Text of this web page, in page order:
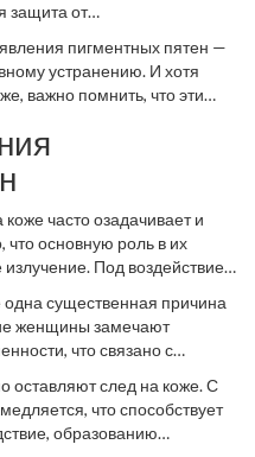
защита от
здоровье кожи в целом.
солнцезащитных
защитной одежды и
на солнце в часы его
пигментных пятен —
устранению. И хотя
важно помнить, что эти
коже часто озадачивает и
что основную роль в их
Под воздействием
участков кожи.
кожей, у
быть более интенсивной.
существенная причина
женщины замечают
что связано с
и часто пятна исчезают
в некоторых случаях они
для устранения.
оставляют след на коже. С
что способствует
образованию